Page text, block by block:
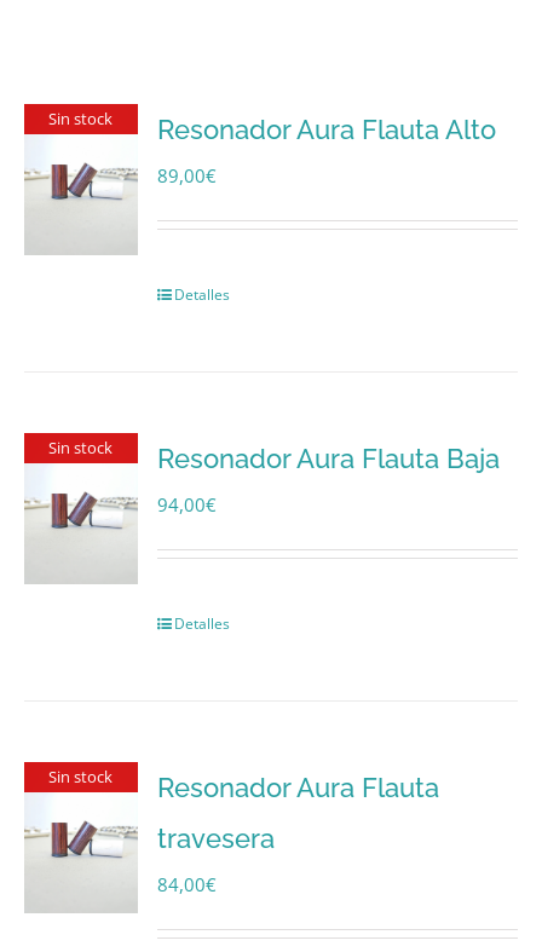
Sin stock Resonador Aura Flauta Alto
89,00€
Detalles
Sin stock Resonador Aura Flauta Baja
94,00€
Detalles
Sin stock
Resonador Aura Flauta
travesera
84,00€